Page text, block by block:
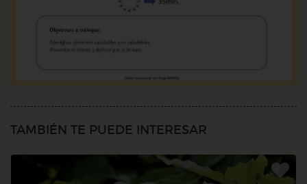
TAMBIÉN TE PUEDE INTERESAR